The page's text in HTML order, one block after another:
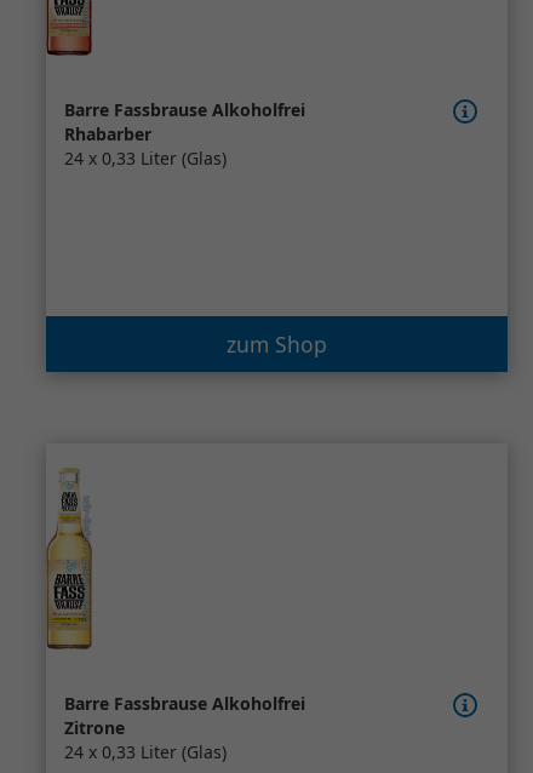
Barre Fassbrause Alkoholfrei
Rhabarber
24 x 0,33 Liter (Glas)
zum Shop
Barre Fassbrause Alkoholfrei
Zitrone
24 x 0,33 Liter (Glas)